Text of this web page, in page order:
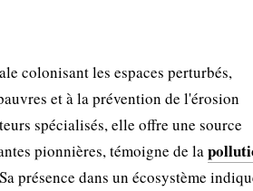
colonisant les espaces perturbés,
et à la prévention de l'érosion
spécialisés, elle offre une source
pionnières, témoigne de la
présence dans un écosystème